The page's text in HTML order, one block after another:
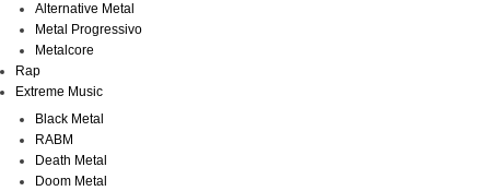
Alternative Metal
Metal Progressivo
Metalcore
Rap
Extreme Music
Black Metal
RABM
Death Metal
Doom Metal